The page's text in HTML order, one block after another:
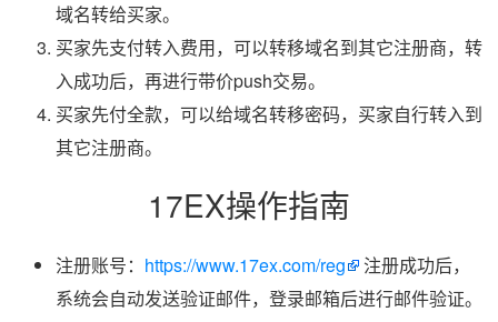
域名转给买家。
买家先支付转入费用，可以转移域名到其它注册商，转
入成功后，再进行带价push交易。
买家先付全款，可以给域名转移密码，买家自行转入到
其它注册商。
17EX操作指南
注册账号： https://www.17ex.com/reg
注册成功后，
系统会自动发送验证邮件，登录邮箱后进行邮件验证。